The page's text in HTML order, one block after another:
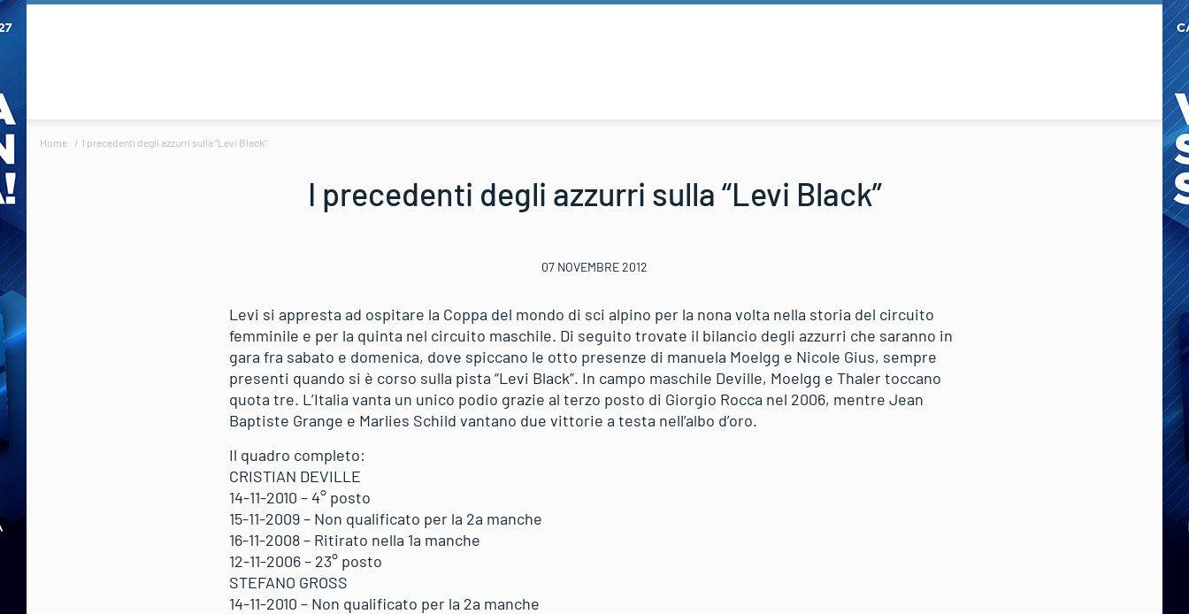
Home I precedenti degli azzurri sulla “Levi Black”
I precedenti degli azzurri sulla “Levi Black”
07 NOVEMBRE 2012
Levi si appresta ad ospitare la Coppa del mondo di sci alpino per la nona volta nella storia del circuito
femminile e per la quinta nel circuito maschile. Di seguito trovate il bilancio degli azzurri che saranno in
gara fra sabato e domenica, dove spiccano le otto presenze di manuela Moelgg e Nicole Gius, sempre
presenti quando si è corso sulla pista “Levi Black”. In campo maschile Deville, Moelgg e Thaler toccano
quota tre. L’Italia vanta un unico podio grazie al terzo posto di Giorgio Rocca nel 2006, mentre Jean
Baptiste Grange e Marlies Schild vantano due vittorie a testa nell’albo d’oro.
Il quadro completo:
CRISTIAN DEVILLE
14-11-2010 – 4° posto
15-11-2009 – Non qualificato per la 2a manche
16-11-2008 – Ritirato nella 1a manche
12-11-2006 – 23° posto
STEFANO GROSS
14-11-2010 – Non qualificato per la 2a manche